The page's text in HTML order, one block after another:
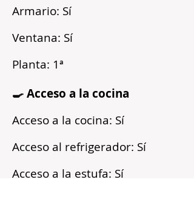
Armario: Sí
Ventana: Sí
Planta: 1ª
🍳 Acceso a la cocina
Acceso a la cocina: Sí
Acceso al refrigerador: Sí
Acceso a la estufa: Sí